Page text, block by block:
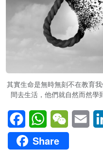
其實生命是無時無刻不在教育
間去生活，他們就自然而然學
FacebookWhatsAppWeChatEmail
Share